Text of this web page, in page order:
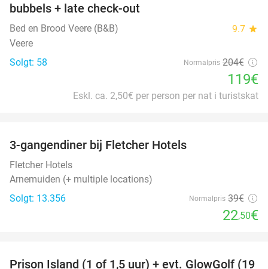
bubbels + late check-out
Bed en Brood Veere (B&B) 9.7 star
Veere
Solgt: 58
Normalpris 204€
119€
Eskl. ca. 2,50€ per person per nat i turistskat
3-gangendiner bij Fletcher Hotels
Fletcher Hotels
Arnemuiden (+ multiple locations)
Solgt: 13.356
Normalpris 39€
22,50€
Prison Island (1 of 1,5 uur) + evt. GlowGolf (19